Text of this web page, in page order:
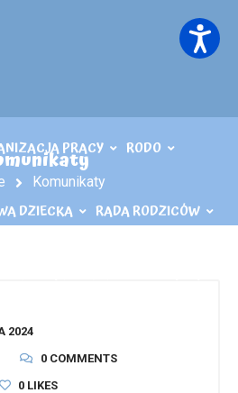
PRACY RODO
DZIECKA RADA RODZICÓW
Komunikaty
2024
0 COMMENTS
0 LIKES